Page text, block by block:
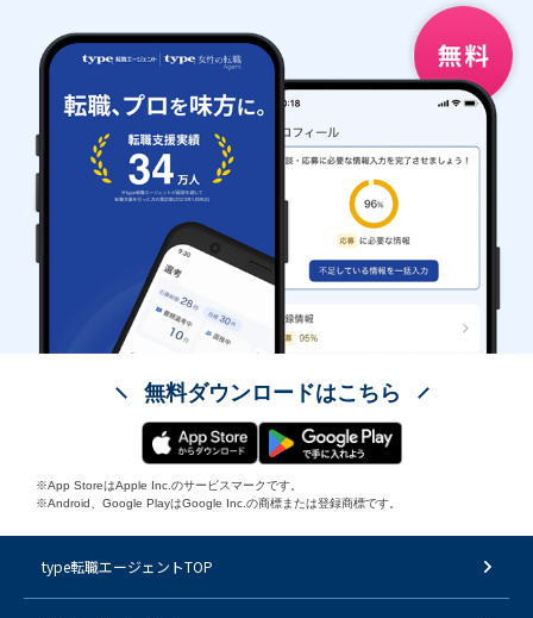
無料ダウンロードはこちら
※App StoreはApple Inc.のサービスマークです。
※Android、Google PlayはGoogle Inc.の商標または登録商標です。
type転職エージェントTOP